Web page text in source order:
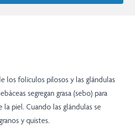
los folículos pilosos y las glándulas
segregan grasa (sebo) para
piel. Cuando las glándulas se
y quistes.